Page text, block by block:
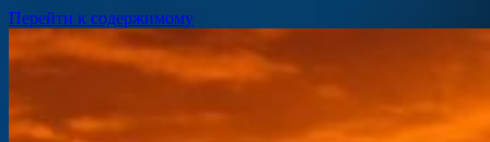
Перейти к содержимому